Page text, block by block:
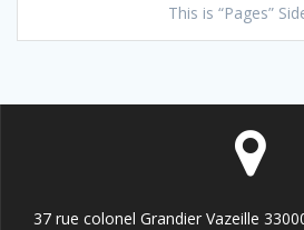
This is “Pages”
37 rue colonel Grandier Vazeille